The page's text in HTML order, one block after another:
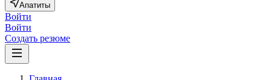
Апатиты
Войти
Войти
Создать резюме